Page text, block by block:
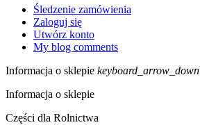
Śledzenie zamówienia
Zaloguj się
Utwórz konto
My blog comments
Informacja o sklepie keyboard_arrow_down
Informacja o sklepie
Części dla Rolnictwa